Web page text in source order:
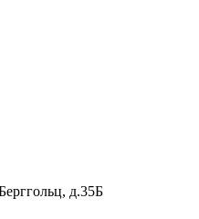
д.35Б